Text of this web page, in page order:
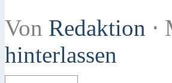
Von Redaktion ⋅
hinterlassen